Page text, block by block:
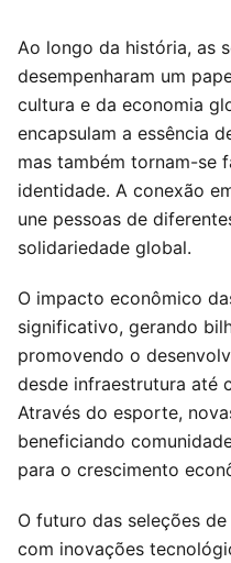
Ao longo da história, as
desempenharam um
cultura e da economia
encapsulam a essência
mas também tornam-se
identidade. A conexão
une pessoas de
solidariedade global.
O impacto econômico
significativo, gerando
promovendo o
desde infraestrutura até
Através do esporte,
beneficiando
para o crescimento
O futuro das seleções
com inovações